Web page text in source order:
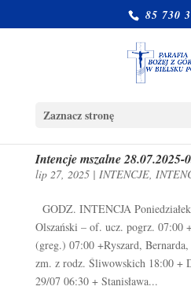
85 730
Zaznacz stronę
Intencje mszalne 28.07.2025-
lip 27, 2025| INTENCJE,
GODZ. INTENCJA
Olszański – of. ucz. pogrz. 07:00
(greg.) 07:00 +Ryszard,
zm. z rodz. Śliwowskich 18:00 +
29/07 06:30 + Stanisława...